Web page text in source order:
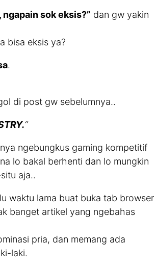
ngapain sok eksis?” dan gw yakin
bisa eksis ya?
.
di post gw sebelumnya..
“
ngebungkus gaming kompetitif
lo bakal berhenti dan lo mungkin
aja..
waktu lama buat buka tab browser
banget artikel yang ngebahas
pria, dan memang ada
laki.